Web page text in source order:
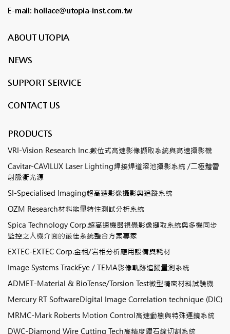
E-mail: hollace@utopia-inst.com.tw
ABOUT UTOPIA
NEWS
SUPPORT SERVICE
CONTACT US
PRODUCTS
VRI-Vision Research Inc.數位式高速影像擷取系統與高速攝影機
Cavitar-CAVILUX Laser Lighting焊接焊道溶池攝影系統 /二極體雷
射脈衝光源
SI-Specialised Imaging超高速影像攝影與追蹤系統
OZM Research材料能量特性測試分析系統
Spica Technology Corp.超高速機器視覺影像擷取系統與多機同步
監控之人機介面的最佳系統整合方案專家
EXTEC-EXTEC Corp.金相/岩相分析應用設備與耗材
Image Systems TrackEye / TEMA影像軌跡追蹤量測系統
ADMET-Material & BioTense/Torsion Test微型精密材料試驗機
Mercury RT SoftwareDigital Image Correlation technique (DIC)
MRMC-Mark Roberts Motion Control高速動態與特殊運鏡系統
DWC-Diamond Wire Cutting Tech高精度鑽石線切割系統